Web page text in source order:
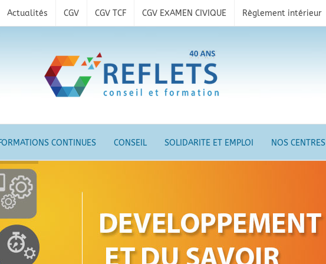
Actualités CGV CGV TCF CGV EXAMEN CIVIQUE Règlement intérieur
CONTINUES CONSEIL SOLIDARITE ET EMPLOI NOS CENTRES